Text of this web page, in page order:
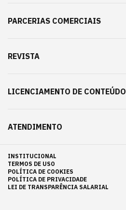
PARCERIAS COMERCIAIS
REVISTA
LICENCIAMENTO DE CONTEÚDO
ATENDIMENTO
INSTITUCIONAL
TERMOS DE USO
POLÍTICA DE COOKIES
POLÍTICA DE PRIVACIDADE
LEI DE TRANSPARÊNCIA SALARIAL